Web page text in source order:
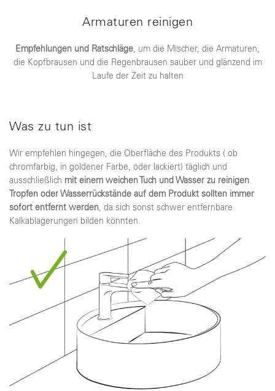
Armaturen reinigen
Empfehlungen und Ratschläge, um die Mischer, die Armaturen,
die Kopfbrausen und die Regenbrausen sauber und glänzend im
Laufe der Zeit zu halten
Was zu tun ist
Wir empfehlen hingegen, die Oberfläche des Produkts ( ob
chromfarbig, in goldener Farbe, oder lackiert) täglich und
ausschließlich mit einem weichen Tuch und Wasser zu reinigen.
Tropfen oder Wasserrückstände auf dem Produkt sollten immer
sofort entfernt werden, da sich sonst schwer entfernbare
Kalkablagerungen bilden könnten.